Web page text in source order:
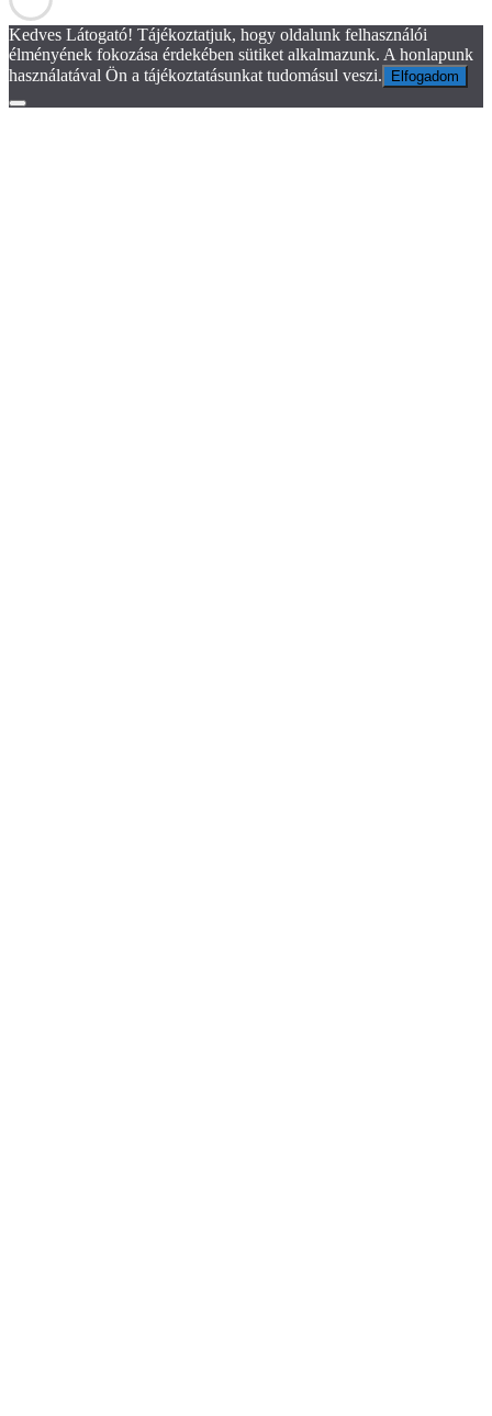
Kedves Látogató! Tájékoztatjuk, hogy oldalunk felhasználói
élményének fokozása érdekében sütiket alkalmazunk. A honlapunk
használatával Ön a tájékoztatásunkat tudomásul veszi.
Elfogadom